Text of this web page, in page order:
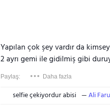
Yapılan çok şey vardır da
2 ayrı gemi ile gidilmiş gibi
Paylaş: Daha fazla
selfie çekiyordur abisi Ali